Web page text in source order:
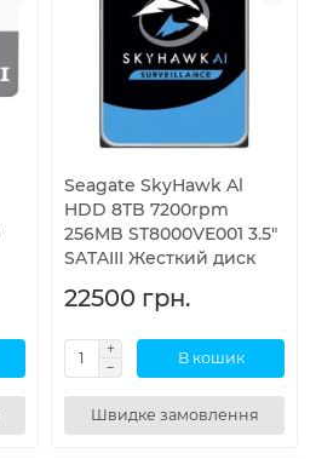
Seagate SkyHawk Al
HDD 8TB 7200rpm
256MB ST8000VE001 3.5"
SATAIII Жесткий диск
22500 грн.
В кошик
Швидке замовлення